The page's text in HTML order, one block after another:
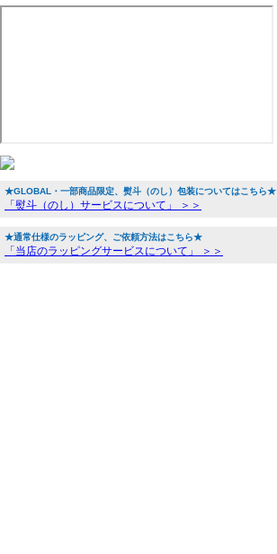
★GLOBAL・一部商品限定、熨斗（のし）包装についてはこちら★
「熨斗（のし）サービスについて」 ＞＞
★通常仕様のラッピング、ご依頼方法はこちら★
「当店のラッピングサービスについて」 ＞＞